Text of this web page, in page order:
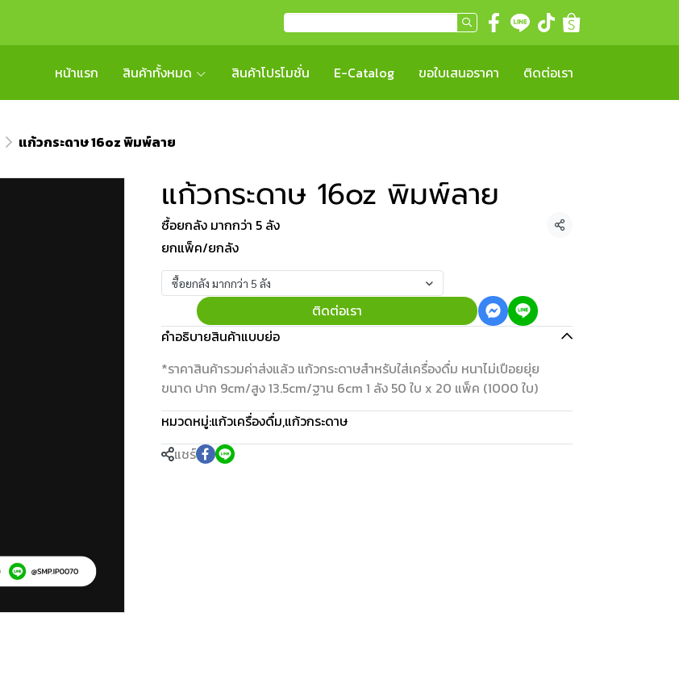
หน้าแรก สินค้าทั้งหมด สินค้าโปรโมชั่น E-Catalog ขอใบเสนอราคา ติดต่อเรา
แก้วกระดาษ 16oz พิมพ์ลาย
แก้วกระดาษ 16oz พิมพ์ลาย
ซื้อยกลัง มากกว่า 5 ลัง
แชร์
ยกแพ็ค/ยกลัง
ซื้อยกลัง มากกว่า 5 ลัง
ติดต่อเรา
คำอธิบายสินค้าแบบย่อ
*ราคาสินค้ารวมค่าส่งแล้ว แก้วกระดาษสำหรับใส่เครื่องดื่ม หนาไม่เปือยยุ่ย
ขนาด ปาก 9cm/สูง 13.5cm/ฐาน 6cm 1 ลัง 50 ใบ x 20 แพ็ค (1000 ใบ)
หมวดหมู่:แก้วเครื่องดื่ม,แก้วกระดาษ
แชร์